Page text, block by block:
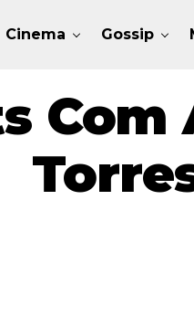
Cinema Gossip